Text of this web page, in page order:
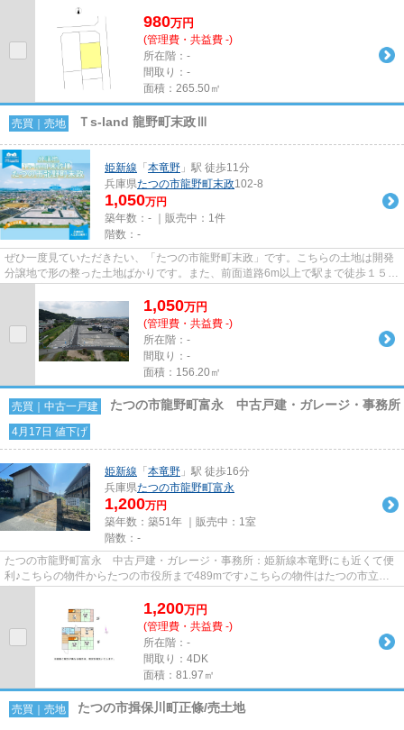
980万円
(管理費・共益費 -)
所在階：-
間取り：-
面積：265.50㎡
売買｜売地 Ｔs-land 龍野町末政Ⅲ
姫新線 「 本竜野 」駅 徒歩11分
兵庫県たつの市龍野町末政102-8
1,050万円
築年数：- ｜販売中： 1件
階数：-
ぜひ一度見ていただきたい、「たつの市龍野町末政」です。こちらの土地は開発
分譲地で形の整った土地ばかりです。また、前面道路6m以上で駅まで徒歩１５分
1,050万円
(管理費・共益費 -)
所在階：-
間取り：-
面積：156.20㎡
売買｜中古一戸建 たつの市龍野町富永 中古戸建・ガレージ・事務所
4月17日 値下げ
姫新線 「 本竜野 」駅 徒歩16分
兵庫県たつの市龍野町富永
1,200万円
築年数：築51年 ｜販売中： 1室
階数：-
たつの市龍野町富永 中古戸建・ガレージ・事務所：姫新線本竜野にも近くて便
利♪こちらの物件からたつの市役所まで489mです♪こちらの物件はたつの市立小
1,200万円
(管理費・共益費 -)
所在階：-
間取り：4DK
面積：81.97㎡
売買｜売地 たつの市揖保川町正條/売土地